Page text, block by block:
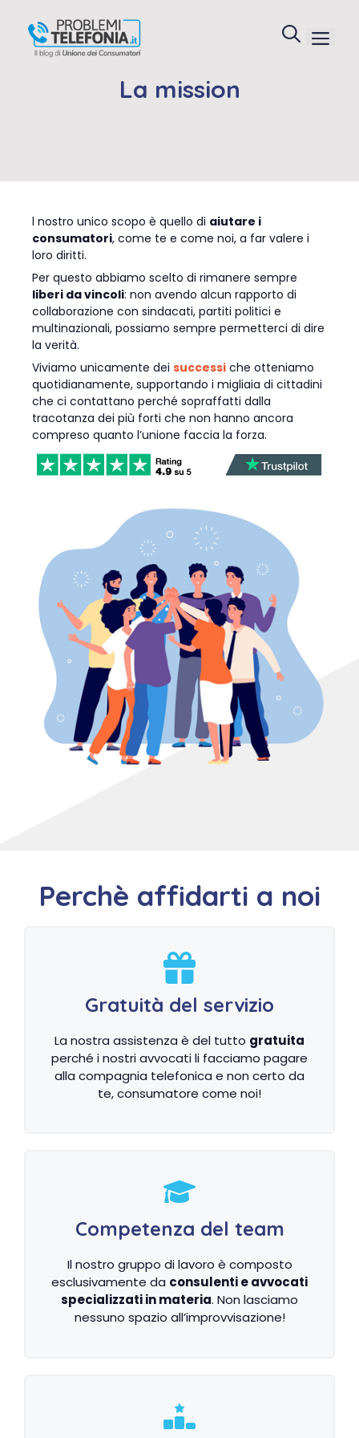
contenuto
La mission
l nostro unico scopo è quello di aiutare i
consumatori, come te e come noi, a far valere i
loro diritti.
Per questo abbiamo scelto di rimanere sempre
liberi da vincoli: non avendo alcun rapporto di
collaborazione con sindacati, partiti politici e
multinazionali, possiamo sempre permetterci di dire
la verità.
Viviamo unicamente dei successi che otteniamo
quotidianamente, supportando i migliaia di cittadini
che ci contattano perché sopraffatti dalla
tracotanza dei più forti che non hanno ancora
compreso quanto l’unione faccia la forza.
Perchè affidarti a noi
Gratuità del servizio
La nostra assistenza è del tutto gratuita
perché i nostri avvocati li facciamo pagare
alla compagnia telefonica e non certo da
te, consumatore come noi!
Competenza del team
Il nostro gruppo di lavoro è composto
esclusivamente da consulenti e avvocati
specializzati in materia. Non lasciamo
nessuno spazio all’improvvisazione!